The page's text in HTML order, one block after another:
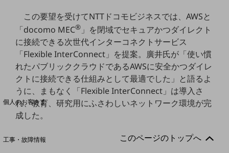
Web明細(ビリングステーション)
料金分析(ご利用料金管理サービス)
Web明細(My docomo)
個人のお客さま
NTTドコモ
工事・故障情報
この要望を受けてNTTドコモビジネスでは、AWSと
「docomo MEC® 」を閉域でセキュアかつダイレクト
に接続できる次世代インターコネクトサービス
「Flexible InterConnect」を提案。廣井氏が「使い慣
れたパブリッククラウドであるAWSに安全かつダイレ
クトに接続できる仕組みとして最適でした」と語るよ
うに、まもなく「Flexible InterConnect」は導入さ
れ、教育、研究用にふさわしいネットワーク環境が完
成した。
このページのトップへ